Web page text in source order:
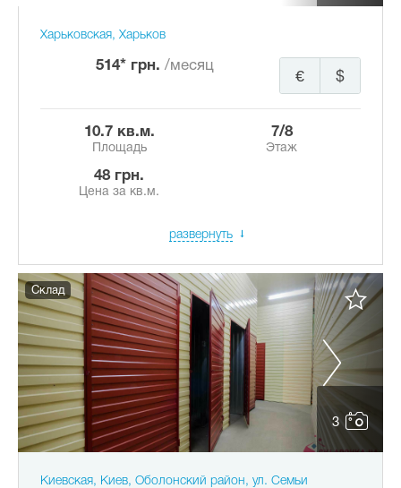
Харьковская, Харьков
514* грн. /месяц
$
€
10.7 кв.м.
Площадь
7/8
Этаж
48 грн.
Цена за кв.м.
развернуть
3
Склад
Киевская, Киев, Оболонский район, ул. Семьи